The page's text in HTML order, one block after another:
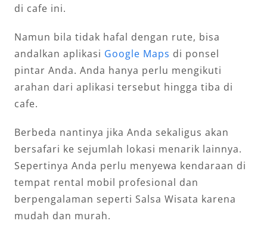
di cafe ini.
Namun bila tidak hafal dengan rute, bisa
andalkan aplikasi Google Maps di ponsel
pintar Anda. Anda hanya perlu mengikuti
arahan dari aplikasi tersebut hingga tiba di
cafe.
Berbeda nantinya jika Anda sekaligus akan
bersafari ke sejumlah lokasi menarik lainnya.
Sepertinya Anda perlu menyewa kendaraan di
tempat rental mobil profesional dan
berpengalaman seperti Salsa Wisata karena
mudah dan murah.